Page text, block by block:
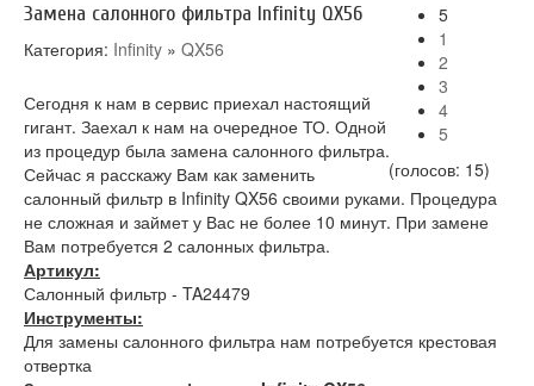
5
1
2
3
4
5
(голосов: 15)
Замена салонного фильтра Infinity QX56
Категория: Infinity » QX56
Сегодня к нам в сервис приехал настоящий
гигант. Заехал к нам на очередное ТО. Одной
из процедур была замена салонного фильтра.
Сейчас я расскажу Вам как заменить
салонный фильтр в Infinity QX56 своими руками. Процедура
не сложная и займет у Вас не более 10 минут. При замене
Вам потребуется 2 салонных фильтра.
Артикул:
Салонный фильтр - TA24479
Инструменты:
Для замены салонного фильтра нам потребуется крестовая
отвертка